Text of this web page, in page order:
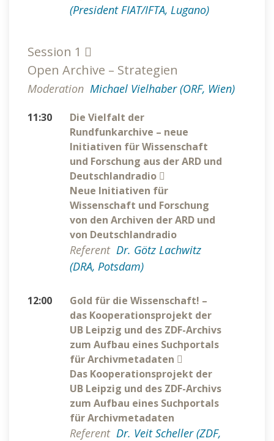
(President FIAT/IFTA, Lugano)
Session 1
Open Archive – Strategien
Moderation Michael Vielhaber (ORF, Wien)
11:30
Die Vielfalt der
Rundfunkarchive – neue
Initiativen für Wissenschaft
und Forschung aus der ARD und
Deutschlandradio
Neue Initiativen für
Wissenschaft und Forschung
von den Archiven der ARD und
von Deutschlandradio
Referent Dr. Götz Lachwitz
(DRA, Potsdam)
12:00
Gold für die Wissenschaft! –
das Kooperationsprojekt der
UB Leipzig und des ZDF-Archivs
zum Aufbau eines Suchportals
für Archivmetadaten
Das Kooperationsprojekt der
UB Leipzig und des ZDF-Archivs
zum Aufbau eines Suchportals
für Archivmetadaten
Referent Dr. Veit Scheller (ZDF,